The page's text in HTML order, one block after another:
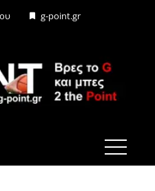
g-point.gr